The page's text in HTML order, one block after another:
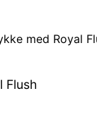
Flush